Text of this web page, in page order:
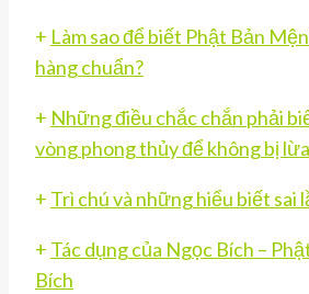
+ Làm sao để biết Phật Bản
hàng chuẩn?
+ Những điều chắc chắn phải
vòng phong thủy để không bị
+ Trì chú và những hiểu biết sai
+ Tác dụng của Ngọc Bích –
Bích